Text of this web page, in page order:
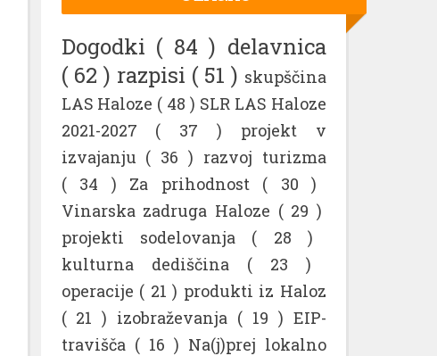
Dogodki ( 84 ) delavnica
( 62 ) razpisi ( 51 ) skupščina
LAS Haloze ( 48 ) SLR LAS Haloze
2021-2027 ( 37 ) projekt v
izvajanju ( 36 ) razvoj turizma
( 34 ) Za prihodnost ( 30 )
Vinarska zadruga Haloze ( 29 )
projekti sodelovanja ( 28 )
kulturna dediščina ( 23 )
operacije ( 21 ) produkti iz Haloz
( 21 ) izobraževanja ( 19 ) EIP-
travišča ( 16 ) Na(j)prej lokalno